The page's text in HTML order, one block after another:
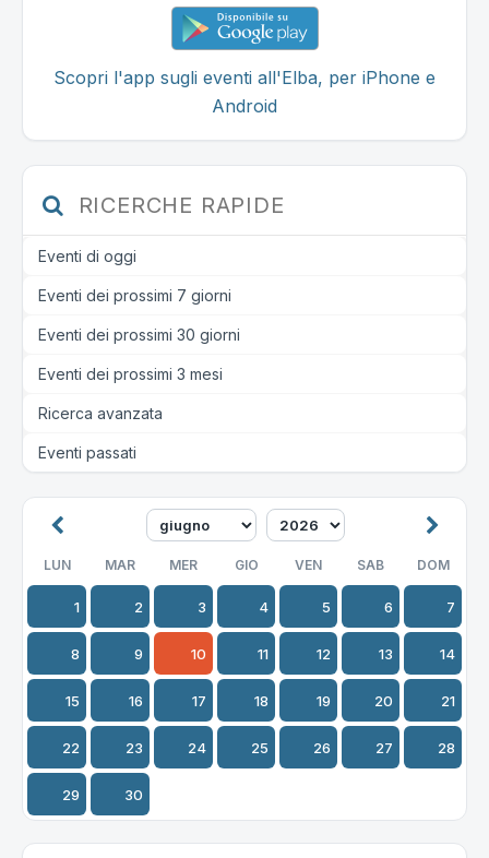
Scopri l'app sugli eventi all'Elba, per iPhone e
Android
RICERCHE RAPIDE
Eventi di oggi
Eventi dei prossimi 7 giorni
Eventi dei prossimi 30 giorni
Eventi dei prossimi 3 mesi
Ricerca avanzata
Eventi passati
LUN MAR MER GIO VEN SAB DOM
1 2 3 4 5 6 7
8 9 10 11 12 13 14
15 16 17 18 19 20 21
22 23 24 25 26 27 28
29 30